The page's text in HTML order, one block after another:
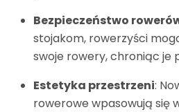
Bezpieczeństwo
stojakom, rowerzyści
swoje rowery, chroniąc je
Estetyka przestrzeni:
rowerowe wpasowują się